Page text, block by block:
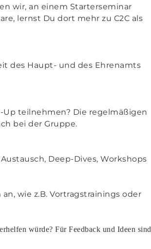
wir, an einem Starterseminar
lernst Du dort mehr zu C2C als
des Haupt- und des Ehrenamts
teilnehmen? Die regelmäßigen
bei der Gruppe.
Deep-Dives, Workshops
wie z.B. Vortragstrainings oder
würde? Für Feedback und Ideen sind